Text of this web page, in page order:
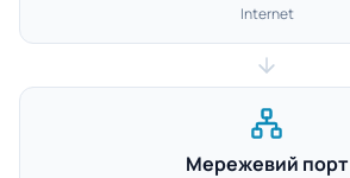
Internet
Мережевий порт